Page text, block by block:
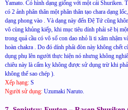
Yamato. Có hình dạng giống với một cái Shuriken.
có 2 ảnh phân thân một phân thân tạo chara dạng
dạng phong vào . Và dạng này đến Đệ Tứ cũng
vô cùng khủng kiếp, khi mục tiêu dính phải sẽ bị
trong quả cầu có vô số con dao nhỏ li ti xâm nhậm
hoàn chakra . Do đó dính phải đòn này không chết
dụng phụ lên người thực hiện nó nhưng không
chiêu này là cấm kỵ không được sử dụng trừ khi
không thể sao chép ).
Xếp hạng: S
Người sử dụng: Uzumaki Naruto.